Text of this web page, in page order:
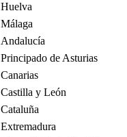
Huelva
Málaga
Andalucía
Principado de Asturias
Canarias
Castilla y León
Cataluña
Extremadura